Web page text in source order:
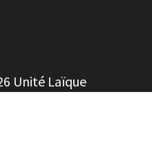
Unité Laïque